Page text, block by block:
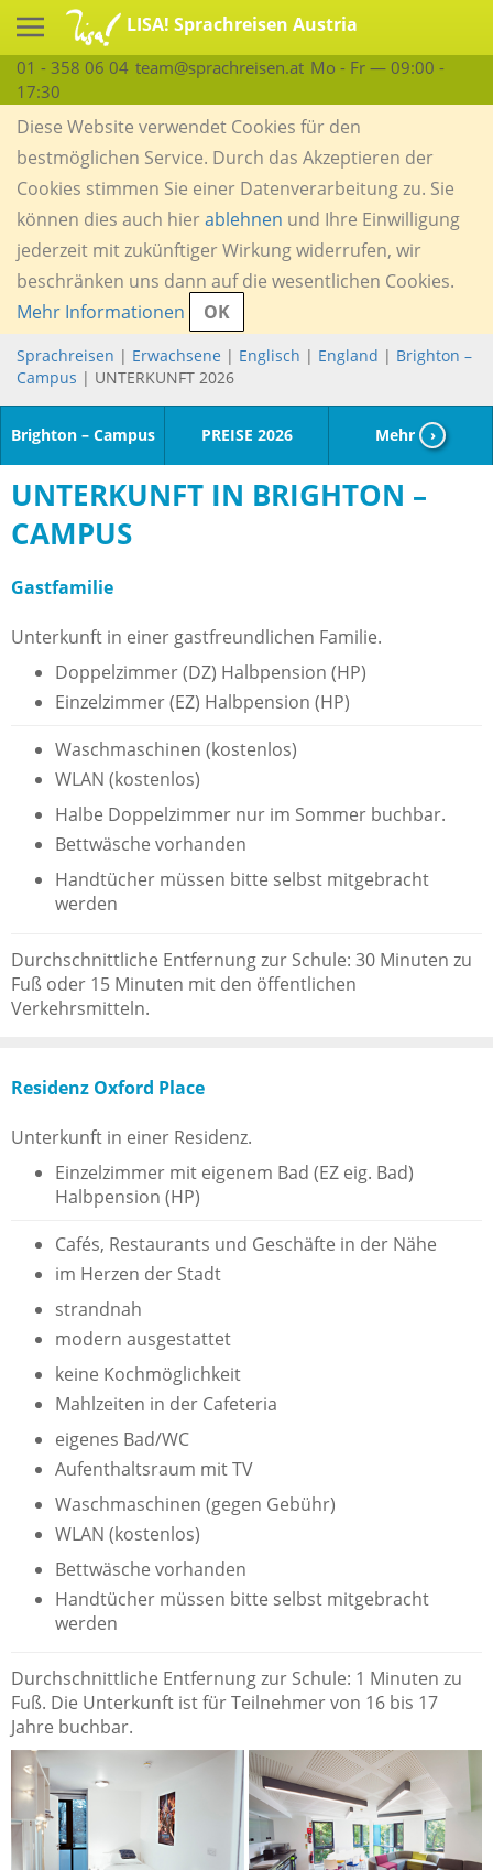
LISA! Sprachreisen Austria
01 - 358 06 04 team@sprachreisen.at Mo - Fr — 09:00 -
17:30
Diese Website verwendet Cookies für den
bestmöglichen Service. Durch das Akzeptieren der
Cookies stimmen Sie einer Datenverarbeitung zu. Sie
können dies auch hierablehnen und Ihre Einwilligung
jederzeit mit zukünftiger Wirkung widerrufen, wir
beschränken uns dann auf die wesentlichen Cookies.
Mehr Informationen
OK
Sprachreisen | Erwachsene | Englisch | England | Brighton –
Campus | UNTERKUNFT 2026
Brighton – Campus PREISE 2026 Mehr ›
UNTERKUNFT IN BRIGHTON –
CAMPUS
Gastfamilie
Unterkunft in einer gastfreundlichen Familie.
Doppelzimmer (DZ) Halbpension (HP)
Einzelzimmer (EZ) Halbpension (HP)
Waschmaschinen (kostenlos)
WLAN (kostenlos)
Halbe Doppelzimmer nur im Sommer buchbar.
Bettwäsche vorhanden
Handtücher müssen bitte selbst mitgebracht
werden
Durchschnittliche Entfernung zur Schule: 30 Minuten zu
Fuß oder 15 Minuten mit den öffentlichen
Verkehrsmitteln.
Residenz Oxford Place
Unterkunft in einer Residenz.
Einzelzimmer mit eigenem Bad (EZ eig. Bad)
Halbpension (HP)
Cafés, Restaurants und Geschäfte in der Nähe
im Herzen der Stadt
strandnah
modern ausgestattet
keine Kochmöglichkeit
Mahlzeiten in der Cafeteria
eigenes Bad/WC
Aufenthaltsraum mit TV
Waschmaschinen (gegen Gebühr)
WLAN (kostenlos)
Bettwäsche vorhanden
Handtücher müssen bitte selbst mitgebracht
werden
Durchschnittliche Entfernung zur Schule: 1 Minuten zu
Fuß. Die Unterkunft ist für Teilnehmer von 16 bis 17
Jahre buchbar.